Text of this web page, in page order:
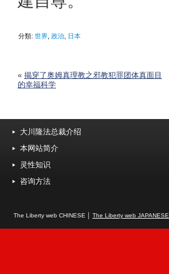
分類: 世界 政治 日本
« 揭穿了奥姆真理教之邪教犯罪团体真面目
的幸福科学
大川隆法总裁介绍
本网站简介
灵性知识
咨询方法
The Liberty web CHINESE │ The Liberty web JAPANESE